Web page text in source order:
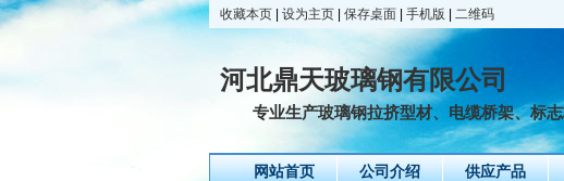
收藏本页 设为主页 保存桌面 手机版 二维码
河北鼎天玻璃钢有限公司
专业生产玻璃钢拉挤型材、电缆桥架、标志
网站首页 公司介绍 供应产品